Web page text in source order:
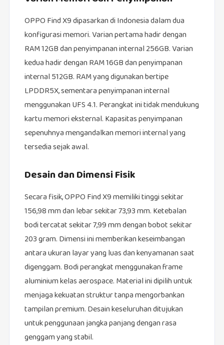
OPPO Find X9 dipasarkan di Indonesia dalam dua
konfigurasi memori. Varian pertama hadir dengan
RAM 12GB dan penyimpanan internal 256GB. Varian
kedua hadir dengan RAM 16GB dan penyimpanan
internal 512GB. RAM yang digunakan bertipe
LPDDR5X, sementara penyimpanan internal
menggunakan UFS 4.1. Perangkat ini tidak mendukung
kartu memori eksternal. Kapasitas penyimpanan
sepenuhnya mengandalkan memori internal yang
tersedia sejak awal.
Desain dan Dimensi Fisik
Secara fisik, OPPO Find X9 memiliki tinggi sekitar
156,98 mm dan lebar sekitar 73,93 mm. Ketebalan
bodi tercatat sekitar 7,99 mm dengan bobot sekitar
203 gram. Dimensi ini memberikan keseimbangan
antara ukuran layar yang luas dan kenyamanan saat
digenggam. Bodi perangkat menggunakan frame
aluminium kelas aerospace. Material ini dipilih untuk
menjaga kekuatan struktur tanpa mengorbankan
tampilan premium. Desain keseluruhan ditujukan
untuk penggunaan jangka panjang dengan rasa
genggam yang stabil.